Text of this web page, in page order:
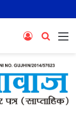
Search
Log